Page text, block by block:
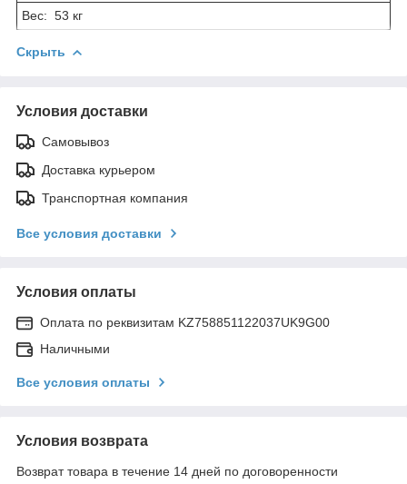
Вес: 53 кг
Скрыть
Условия доставки
Самовывоз
Доставка курьером
Транспортная компания
Все условия доставки
Условия оплаты
Оплата по реквизитам KZ758851122037UK9G00
Наличными
Все условия оплаты
Условия возврата
Возврат товара в течение 14 дней по договоренности